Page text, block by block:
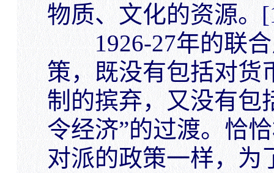
物质、文化的资源。
1926-27年的联合
策，既没有包括对
制的摈弃，又没有包
令经济”的过渡。恰
对派的政策一样，为